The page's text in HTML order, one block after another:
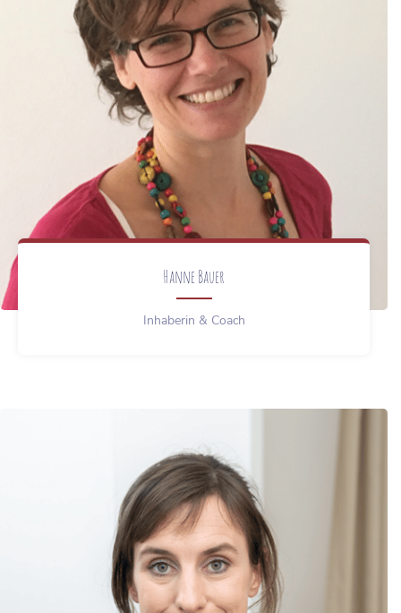
Hanne Bauer
Inhaberin & Coach